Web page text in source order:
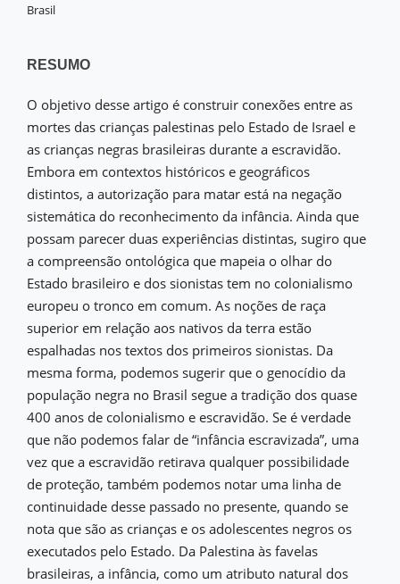
Brasil
RESUMO
O objetivo desse artigo é construir conexões entre as
mortes das crianças palestinas pelo Estado de Israel e
as crianças negras brasileiras durante a escravidão.
Embora em contextos históricos e geográficos
distintos, a autorização para matar está na negação
sistemática do reconhecimento da infância. Ainda que
possam parecer duas experiências distintas, sugiro que
a compreensão ontológica que mapeia o olhar do
Estado brasileiro e dos sionistas tem no colonialismo
europeu o tronco em comum. As noções de raça
superior em relação aos nativos da terra estão
espalhadas nos textos dos primeiros sionistas. Da
mesma forma, podemos sugerir que o genocídio da
população negra no Brasil segue a tradição dos quase
400 anos de colonialismo e escravidão. Se é verdade
que não podemos falar de “infância escravizada”, uma
vez que a escravidão retirava qualquer possibilidade
de proteção, também podemos notar uma linha de
continuidade desse passado no presente, quando se
nota que são as crianças e os adolescentes negros os
executados pelo Estado. Da Palestina às favelas
brasileiras, a infância, como um atributo natural dos